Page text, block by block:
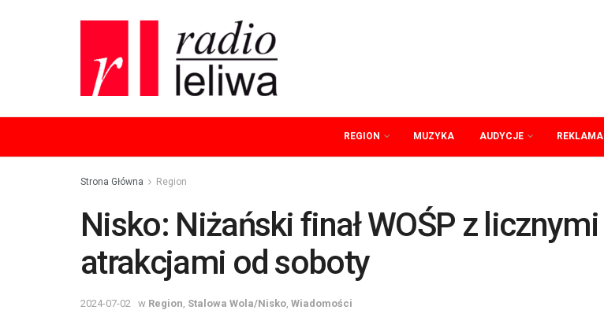
REGION MUZYKA AUDYCJE REKLAMA
Strona Główna Region
Nisko: Niżański finał WOŚP z licznymi
atrakcjami od soboty
2024-07-02 w Region Stalowa Wola/Nisko Wiadomości